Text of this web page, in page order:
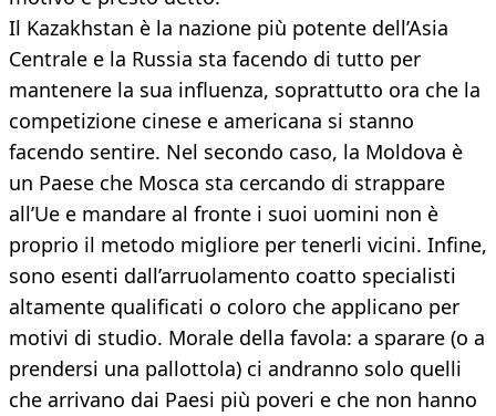
Il Kazakhstan è la nazione più potente dell’Asia
Centrale e la Russia sta facendo di tutto per
mantenere la sua influenza, soprattutto ora che la
competizione cinese e americana si stanno
facendo sentire. Nel secondo caso, la Moldova è
un Paese che Mosca sta cercando di strappare
all’Ue e mandare al fronte i suoi uomini non è
proprio il metodo migliore per tenerli vicini. Infine,
sono esenti dall’arruolamento coatto specialisti
altamente qualificati o coloro che applicano per
motivi di studio. Morale della favola: a sparare (o a
prendersi una pallottola) ci andranno solo quelli
che arrivano dai Paesi più poveri e che non hanno